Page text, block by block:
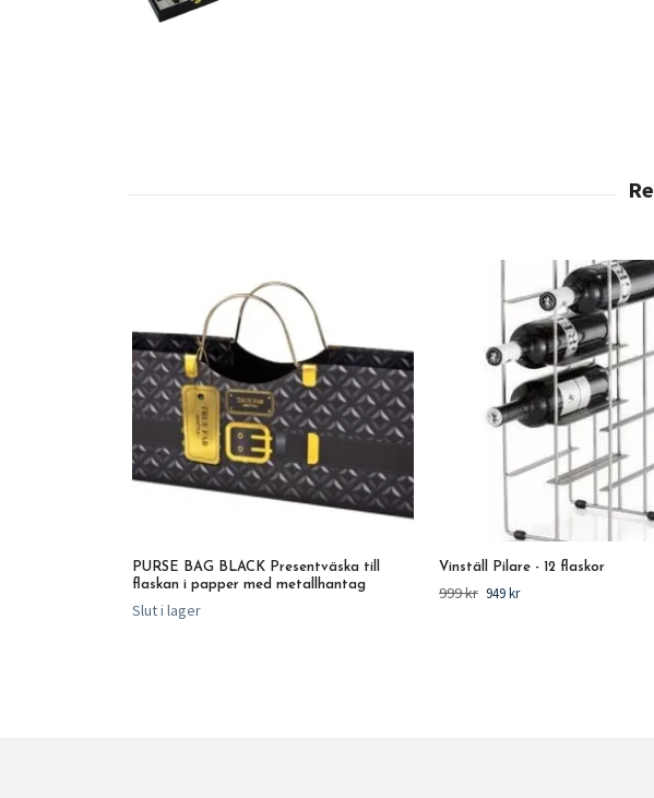
PURSE BAG BLACK Presentväska till
flaskan i papper med metallhantag
Slut i lager
Vinställ Pilare - 12 flaskor
999 kr 949 kr